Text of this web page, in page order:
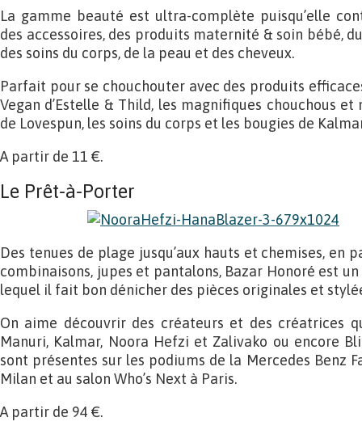
La gamme beauté est ultra-complète puisqu’elle
des accessoires, des produits maternité & soin bébé,
des soins du corps, de la peau et des cheveux.
Parfait pour se chouchouter avec des produits
Vegan d’Estelle & Thild, les magnifiques chouchous
de Lovespun, les soins du corps et les bougies de
A partir de 11 €.
Le Prêt-à-Porter
Des tenues de plage jusqu’aux hauts et chemises, en
combinaisons, jupes et pantalons, Bazar Honoré est
lequel il fait bon dénicher des pièces originales et
On aime découvrir des créateurs et des créatrices
Manuri, Kalmar, Noora Hefzi et Zalivako ou encore
sont présentes sur les podiums de la Mercedes Benz
Milan et au salon Who’s Next à Paris.
A partir de 94 €.